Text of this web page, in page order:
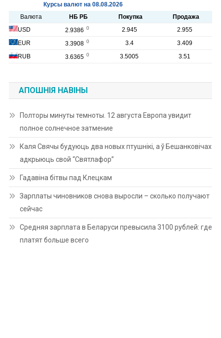
АПОШНІЯ НАВІНЫ
Полторы минуты темноты. 12 августа Европа увидит
полное солнечное затмение
Каля Свячы будуюць два новых птушнікі, а ў Бешанковічах
адкрыюць свой “Святлафор”
Гадавіна бітвы пад Клецкам
Зарплаты чиновников снова выросли – сколько получают
сейчас
Средняя зарплата в Беларуси превысила 3100 рублей: где
платят больше всего